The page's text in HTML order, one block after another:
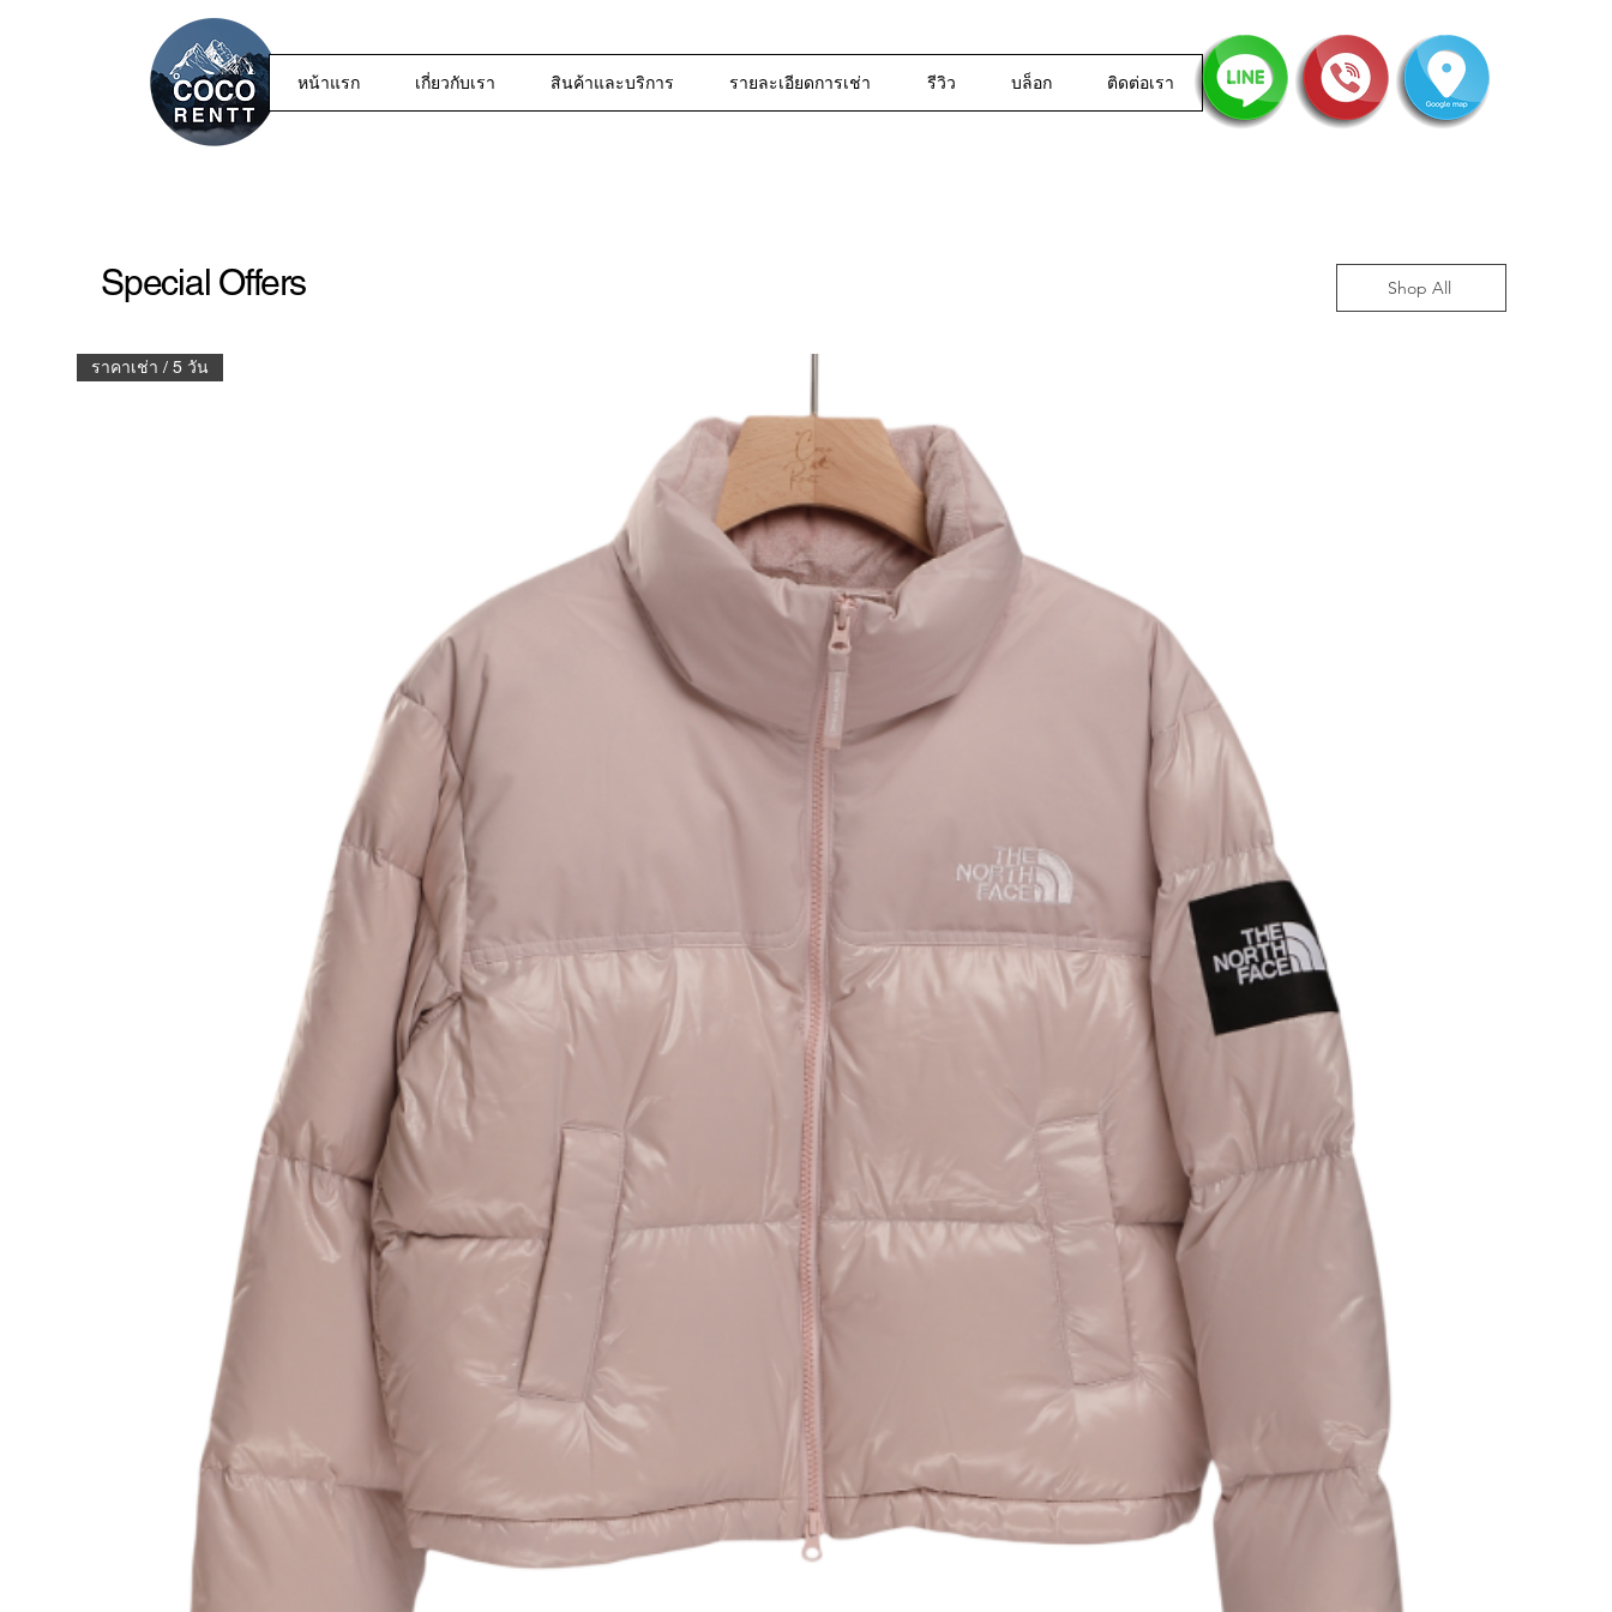
หน้าแรก เกี่ยวกับเรา สินค้าและบริการ รายละเอียดการเช่า รีวิว บล็อก ติดต่อเรา
Special Offers Shop All
ราคาเช่า / 5 วัน